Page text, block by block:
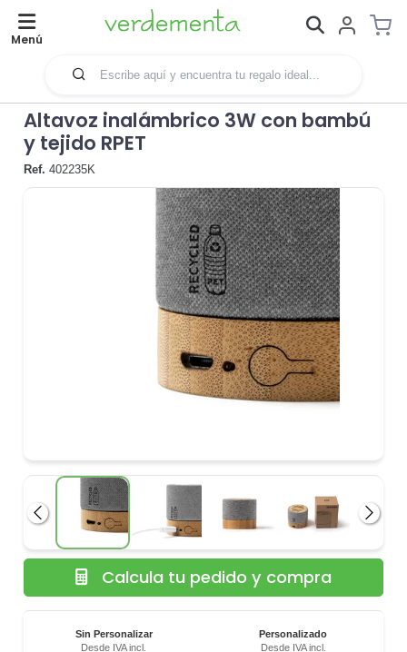
Menú
Altavoz inalámbrico 3W con bambú
y tejido RPET
Ref. 402235K
Anterior
Sin Personalizar
Desde IVA incl.
Personalizado
Desde IVA incl.
Calcula tu pedido y compra